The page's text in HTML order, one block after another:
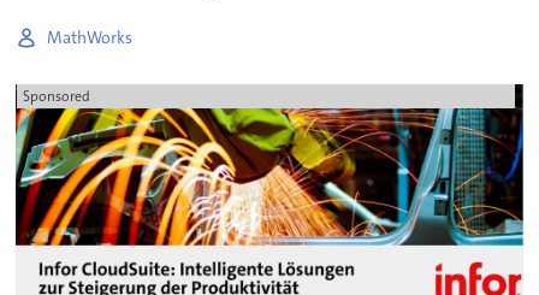
MathWorks
Sponsored